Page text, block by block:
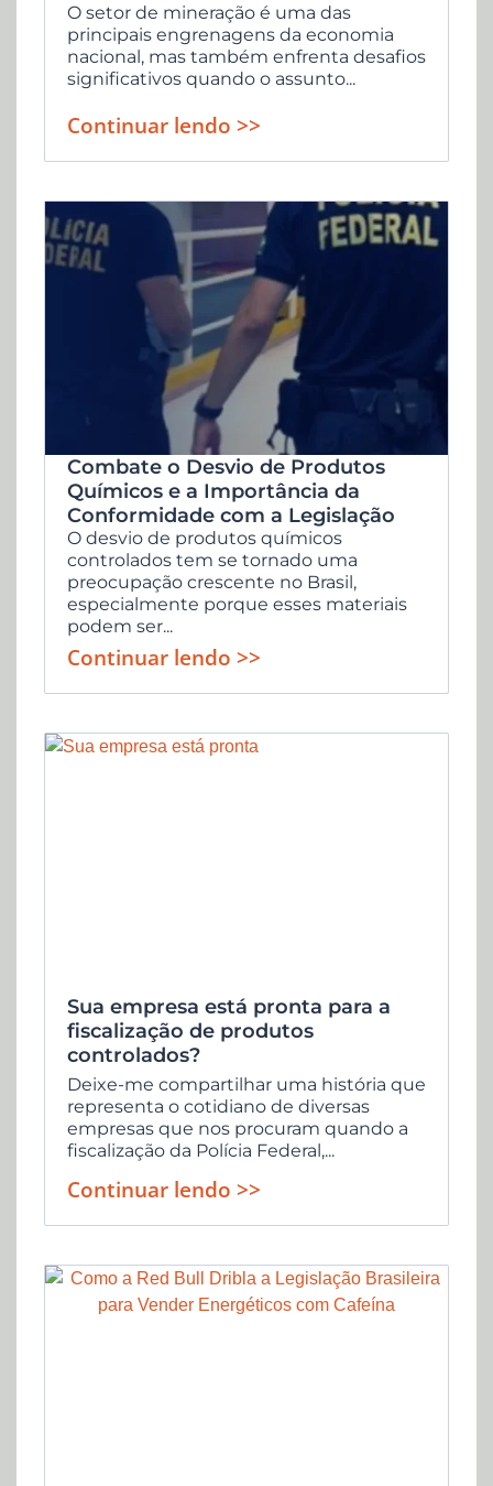
O setor de mineração é uma das
principais engrenagens da economia
nacional, mas também enfrenta desafios
significativos quando o assunto...
Continuar lendo >>
Combate o Desvio de Produtos
Químicos e a Importância da
Conformidade com a Legislação
O desvio de produtos químicos
controlados tem se tornado uma
preocupação crescente no Brasil,
especialmente porque esses materiais
podem ser...
Continuar lendo >>
Sua empresa está pronta para a
fiscalização de produtos
controlados?
Deixe-me compartilhar uma história que
representa o cotidiano de diversas
empresas que nos procuram quando a
fiscalização da Polícia Federal,...
Continuar lendo >>